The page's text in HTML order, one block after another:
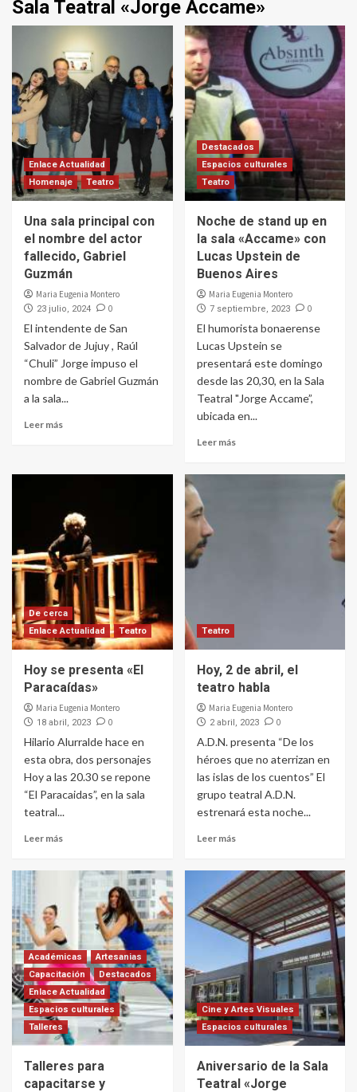
Sala Teatral «Jorge Accame»
Enlace Actualidad
Homenaje
Teatro
Una sala principal con
el nombre del actor
fallecido, Gabriel
Guzmán
Maria Eugenia Montero
23 julio, 2024 0
El intendente de San
Salvador de Jujuy , Raúl
“Chuli” Jorge impuso el
nombre de Gabriel Guzmán
a la sala...
Leer más
Destacados
Espacios culturales
Teatro
Noche de stand up en
la sala «Accame» con
Lucas Upstein de
Buenos Aires
Maria Eugenia Montero
7 septiembre, 2023 0
El humorista bonaerense
Lucas Upstein se
presentará este domingo
desde las 20,30, en la Sala
Teatral "Jorge Accame”,
ubicada en...
Leer más
De cerca
Enlace Actualidad
Teatro
Hoy se presenta «El
Paracaídas»
Maria Eugenia Montero
18 abril, 2023 0
Hilario Alurralde hace en
esta obra, dos personajes
Hoy a las 20.30 se repone
“El Paracaidas”, en la sala
teatral...
Leer más
Teatro
Hoy, 2 de abril, el
teatro habla
Maria Eugenia Montero
2 abril, 2023 0
A.D.N. presenta “De los
héroes que no aterrizan en
las islas de los cuentos” El
grupo teatral A.D.N.
estrenará esta noche...
Leer más
Académicas
Artesanias
Capacitación
Destacados
Enlace Actualidad
Espacios culturales
Talleres
Talleres para
capacitarse y
Cine y Artes Visuales
Espacios culturales
Aniversario de la Sala
Teatral «Jorge